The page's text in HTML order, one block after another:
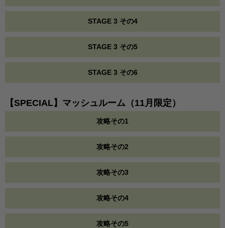
STAGE 3 その4
STAGE 3 その5
STAGE 3 その6
【SPECIAL】マッシュルーム（11月限定）
攻略その1
攻略その2
攻略その3
攻略その4
攻略その5